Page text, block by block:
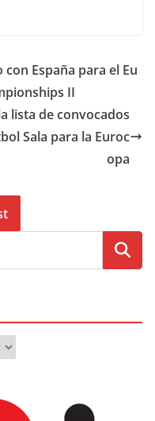
España para el Eu
II
lista de convocados
Sala para la Euroc
opa